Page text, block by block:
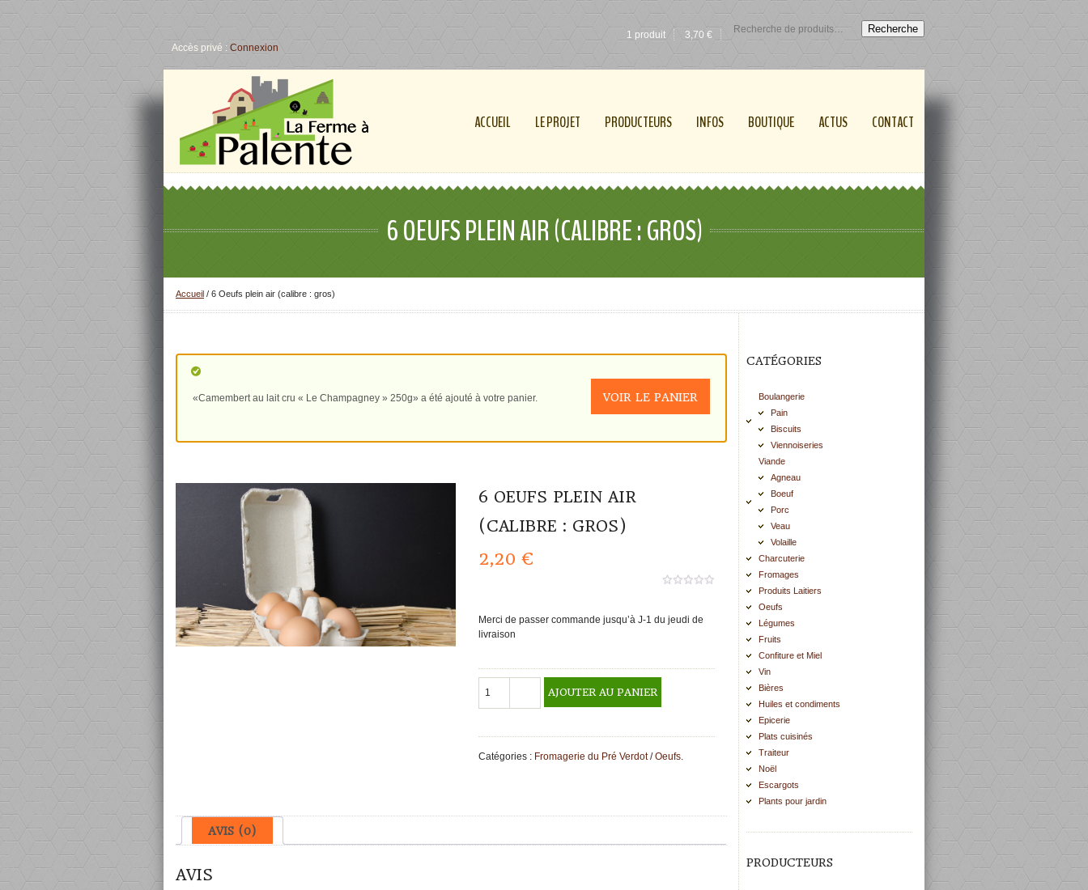
Accès privé : Connexion
1 produit 3,70 € Recherche
ACCUEIL LE PROJET PRODUCTEURS INFOS BOUTIQUE ACTUS CONTACT
6 OEUFS PLEIN AIR (CALIBRE : GROS)
Accueil / 6 Oeufs plein air (calibre : gros)
«Camembert au lait cru « Le Champagney » 250g» a été ajouté à votre panier. VOIR LE PANIER
6 OEUFS PLEIN AIR
(CALIBRE : GROS)
2,20 €
5
Merci de passer commande jusqu’à J-1 du jeudi de
livraison
de
air
AJOUTER AU PANIER
Catégories : Fromagerie du Pré Verdot/Oeufs.
AVIS (0)
AVIS
CATÉGORIES
Boulangerie
Pain
Biscuits
Viennoiseries
Viande
Agneau
Boeuf
Porc
Veau
Volaille
Charcuterie
Fromages
Produits Laitiers
Oeufs
Légumes
Fruits
Confiture et Miel
Vin
Bières
Huiles et condiments
Epicerie
Plats cuisinés
Traiteur
Noël
Escargots
Plants pour jardin
PRODUCTEURS